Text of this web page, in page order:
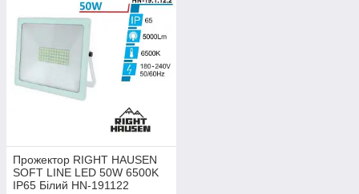
Прожектор RIGHT HAUSEN
SOFT LINE LED 50W 6500K
IP65 Білий HN-191122